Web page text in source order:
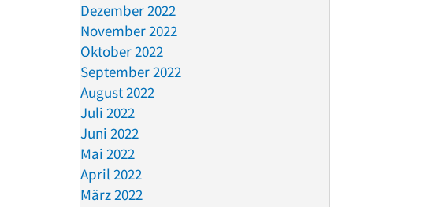
Dezember 2022
November 2022
Oktober 2022
September 2022
August 2022
Juli 2022
Juni 2022
Mai 2022
April 2022
März 2022